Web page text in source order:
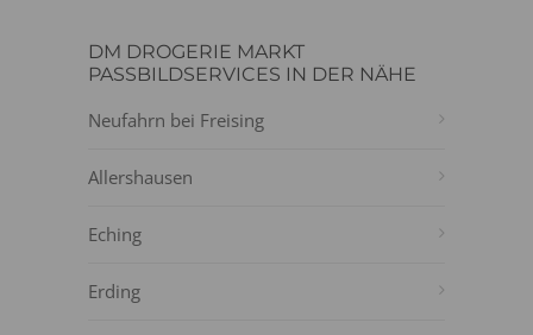
DM DROGERIE MARKT
PASSBILDSERVICES IN DER NÄHE
Neufahrn bei Freising
Allershausen
Eching
Erding